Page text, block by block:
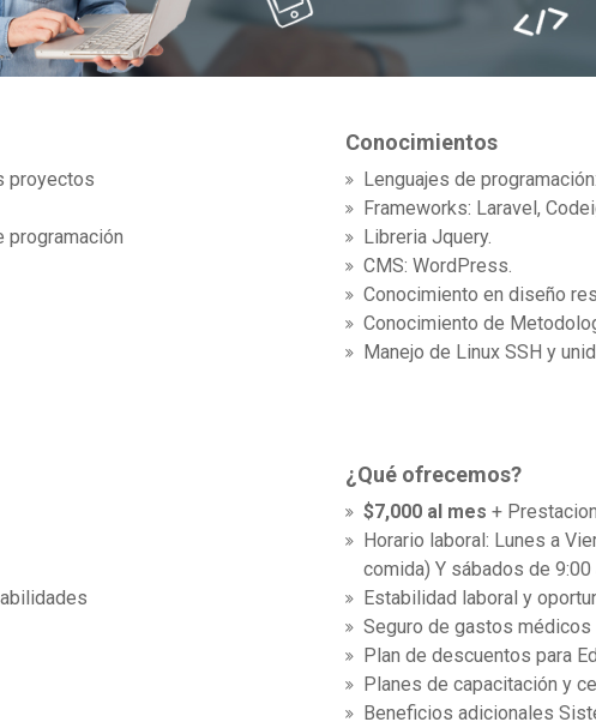
proyectos
programación
Conocimientos
Lenguajes de
Frameworks: Laravel,
Libreria Jquery.
CMS: WordPress.
Conocimiento en diseño
Conocimiento de
Manejo de Linux SSH y
¿Qué ofrecemos?
$7,000 al mes +
Horario laboral: Lunes a
comida) Y sábados de 9:00
Estabilidad laboral y
Seguro de gastos médicos
Plan de descuentos para
Planes de capacitación y
Beneficios adicionales